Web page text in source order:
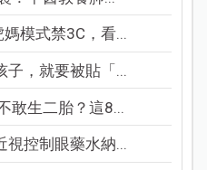
模式禁3C，看...
子，就要被貼「...
敢生二胎？這8...
視控制眼藥水納...